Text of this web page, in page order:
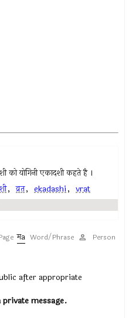
को योगिनी एकादशी कहते है ।
, व्रत, ekadashi, vrat
Word/Phrase Person
after appropriate
message.